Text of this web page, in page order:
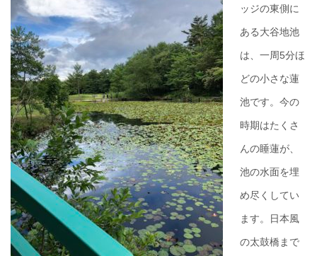
ッジの東側に
ある大谷地池
は、一周5分ほ
どの小さな蓮
池です。今の
時期はたくさ
んの睡蓮が、
池の水面を埋
め尽くしてい
ます。日本風
の太鼓橋まで